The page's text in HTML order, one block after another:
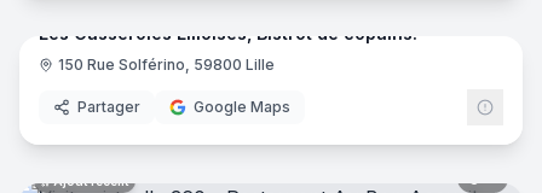
Les Casseroles Lilloises, Bistrot de copains!
150 Rue Solférino, 59800 Lille
Partager Google Maps
Ajout récent